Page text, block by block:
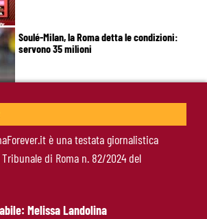
Soulé-Milan, la Roma detta le condizioni:
servono 35 milioni
Koulierakis-Roma, impatto immediato: gol e
è una testata giornalistica
di Roma n. 82/2024 del
Melissa Landolina